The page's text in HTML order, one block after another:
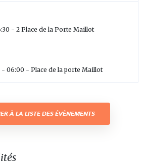
- 2 Place de la Porte Maillot
- 06:00 - Place de la porte Maillot
À LA LISTE DES ÉVÈNEMENTS